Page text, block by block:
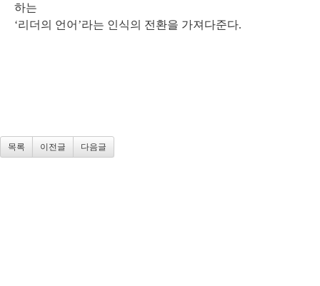
하는
‘리더의 언어’라는 인식의 전환을 가져다준다.
목록 이전글 다음글